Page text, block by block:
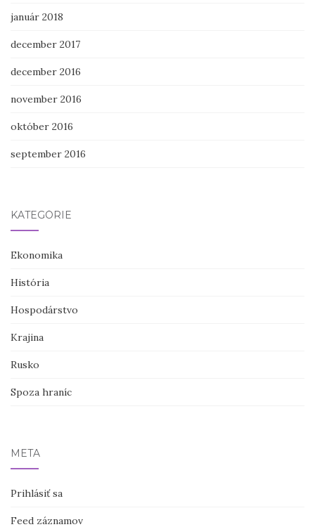
január 2018
december 2017
december 2016
november 2016
október 2016
september 2016
KATEGÓRIE
Ekonomika
História
Hospodárstvo
Krajina
Rusko
Spoza hraníc
META
Prihlásiť sa
Feed záznamov